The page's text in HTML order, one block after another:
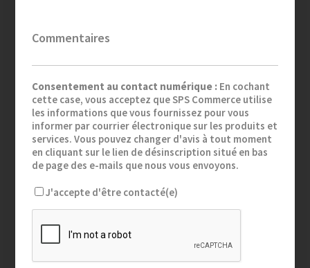
Commentaires
Consentement au contact numérique : En cochant
cette case, vous acceptez que SPS Commerce utilise
les informations que vous fournissez pour vous
informer par courrier électronique sur les produits et
services. Vous pouvez changer d'avis à tout moment
en cliquant sur le lien de désinscription situé en bas
de page des e-mails que nous vous envoyons.
J'accepte d'être contacté(e)